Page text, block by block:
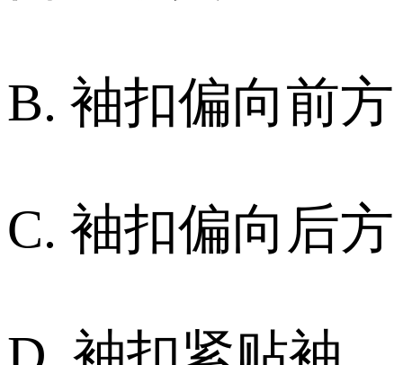
B. 袖扣偏向前方
C. 袖扣偏向后方